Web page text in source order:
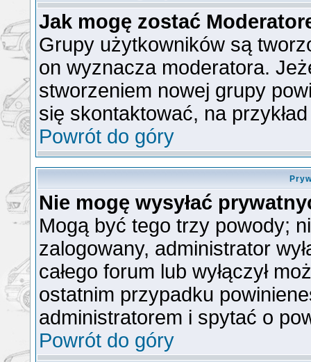
Jak mogę zostać
Grupy użytkowników są
on wyznacza moderatora.
stworzeniem nowej grupy
się skontaktować, na
Powrót do góry
Nie mogę wysyłać
Mogą być tego trzy powody;
zalogowany, administrator
całego forum lub wyłączył
ostatnim przypadku
administratorem i spytać o
Powrót do góry